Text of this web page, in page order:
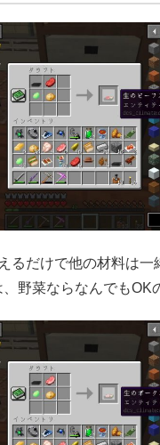
るだけで他の材料は一
野菜ならなんでもOK